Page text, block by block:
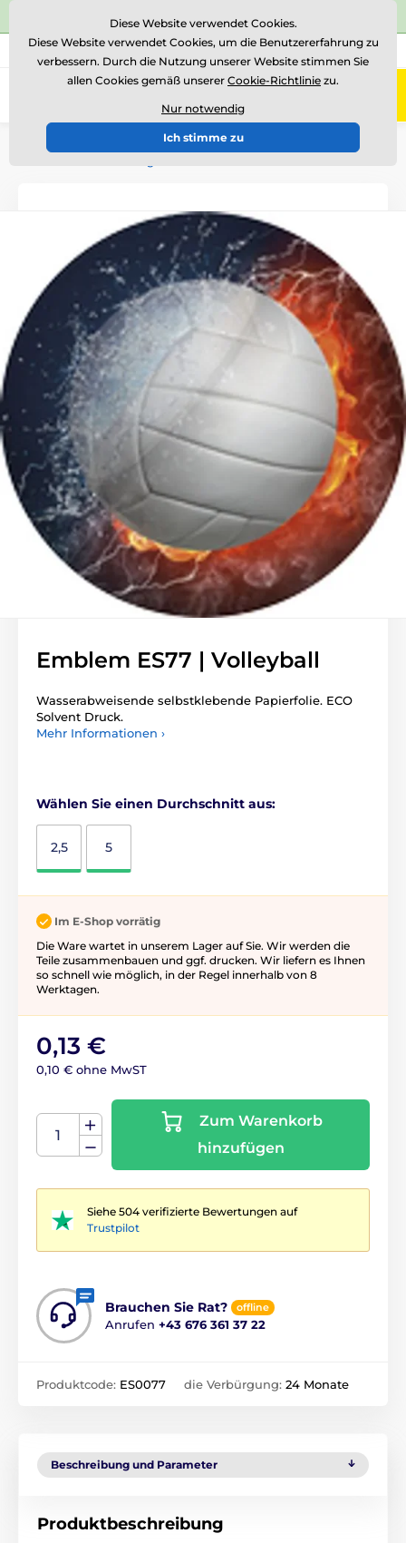
⭐Siehe 504 verifizierte Bewertungen auf
Rufen Sie uns an (Mo-Fr 15-18) +43 676 361 37 22
0
Einführung
Logotypen und Embleme
Emblem ES77 | Volleyball
Wasserabweisende selbstklebende Papierfolie. ECO
Solvent Druck.
Mehr Informationen ›
Wählen Sie einen Durchschnitt aus:
2,5 5
Im E-Shop vorrätig
Die Ware wartet in unserem Lager auf Sie. Wir werden die
Teile zusammenbauen und ggf. drucken. Wir liefern es Ihnen
so schnell wie möglich, in der Regel innerhalb von 8
Werktagen.
0,13 €
0,10 € ohne MwST
Zum Warenkorb
hinzufügen
Siehe 504 verifizierte Bewertungen auf
Trustpilot
Brauchen Sie Rat? offline
Anrufen +43 676 361 37 22
Produktcode: ES0077 die Verbürgung: 24 Monate
Beschreibung und Parameter
Produktbeschreibung
Diese Website verwendet Cookies.
Diese Website verwendet Cookies, um die Benutzererfahrung zu
verbessern. Durch die Nutzung unserer Website stimmen Sie
allen Cookies gemäß unserer Cookie-Richtlinie zu.
Nur notwendig
Ich stimme zu